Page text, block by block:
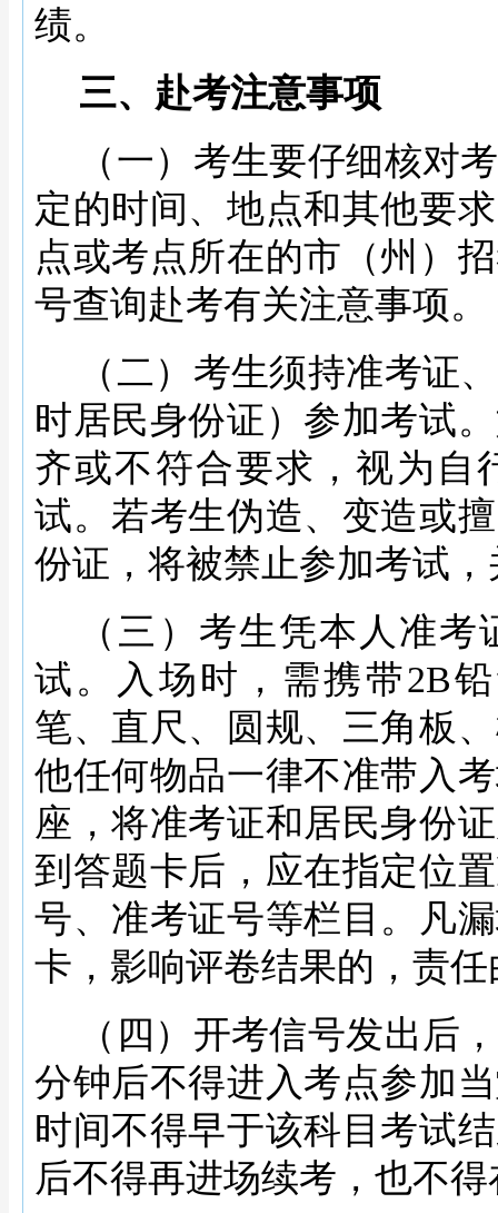
绩。
三、赴考注意事项
（一）考生要仔细核对
定的时间、地点和其他要
点或考点所在的市（州）
号查询赴考有关注意事项。
（二）考生须持准考证
时居民身份证）参加考试
齐或不符合要求，视为自
试。若考生伪造、变造或
份证，将被禁止参加考试
（三）考生凭本人准
试。入场时，需携带2B
笔、直尺、圆规、三角板
他任何物品一律不准带入
座，将准考证和居民身份
到答题卡后，应在指定位
号、准考证号等栏目。凡
卡，影响评卷结果的，责
（四）开考信号发出后
分钟后不得进入考点参加
时间不得早于该科目考试
后不得再进场续考，也不